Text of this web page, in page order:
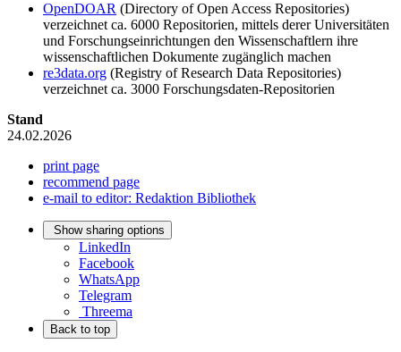
OpenDOAR (Directory of Open Access Repositories)
verzeichnet ca. 6000 Repositorien, mittels derer Universitäten
und Forschungseinrichtungen den Wissenschaftlern ihre
wissenschaftlichen Dokumente zugänglich machen
re3data.org (Registry of Research Data Repositories)
verzeichnet ca. 3000 Forschungsdaten-Repositorien
Stand
24.02.2026
print page
recommend page
e-mail to editor: Redaktion Bibliothek
Show sharing options
LinkedIn
Facebook
WhatsApp
Telegram
Threema
Back to top